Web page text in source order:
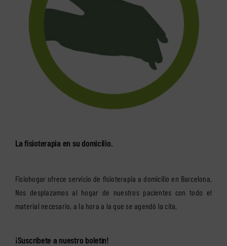
La fisioterapia en su domicilio.
Fisiohogar ofrece servicio de fisioterapia a domicilio en Barcelona.
Nos desplazamos al hogar de nuestros pacientes con todo el
material necesario, a la hora a la que se agendó la cita.
¡Suscríbete a nuestro boletín!